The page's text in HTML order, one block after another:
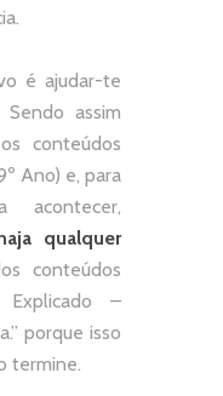
é ajudar-te
Sendo assim
conteúdos
Ano) e, para
haja qualquer
conteúdos
Explicado –
” porque isso
termine.